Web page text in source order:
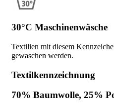
30°C Maschinenwäsche
Textilien mit diesem
gewaschen werden.
Textilkennzeichnung
70% Baumwolle, 25%